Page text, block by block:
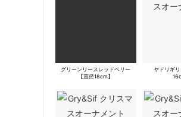
グリーンリースレッドベリー
【直径18cm】
ヤドリギ